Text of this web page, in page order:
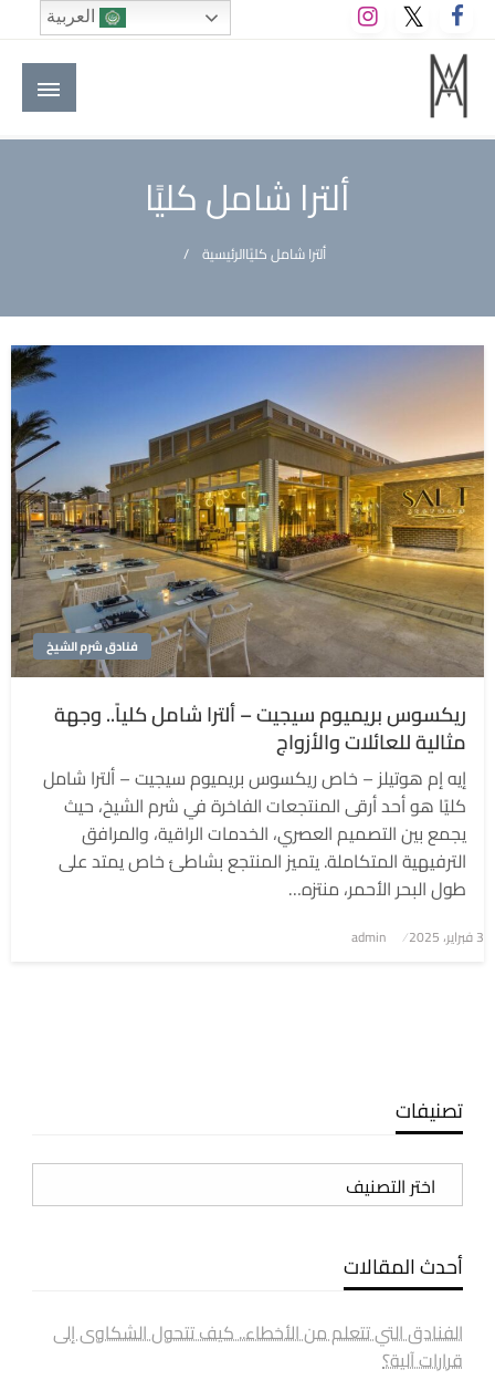
التخطي
إلى
المحتوى
M A hotels | إم ايه هوتيلز
الموقع الأول للعاملين في الفنادق في العالم العربي
ألترا شامل كليًا
الرئيسيةألترا شامل كليًا
فنادق شرم الشيخ
ريكسوس بريميوم سيجيت – ألترا شامل كلياً.. وجهة
مثالية للعائلات والأزواج
إيه إم هوتيلز – خاص ريكسوس بريميوم سيجيت – ألترا شامل
كليًا هو أحد أرقى المنتجعات الفاخرة في شرم الشيخ، حيث
يجمع بين التصميم العصري، الخدمات الراقية، والمرافق
الترفيهية المتكاملة. يتميز المنتجع بشاطئ خاص يمتد على
طول البحر الأحمر، منتزه…
نُشر
3 فبراير، 2025 admin
تصنيفات
تصنيفات
أحدث المقالات
الفنادق التي تتعلم من الأخطاء.. كيف تتحول الشكاوى إلى
قرارات آلية؟
العربية